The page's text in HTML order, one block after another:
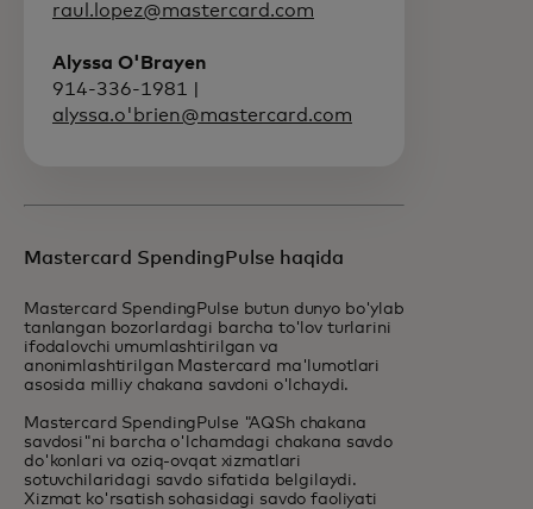
raul.lopez@mastercard.com
Alyssa O'Brayen
914-336-1981 |
alyssa.o'brien@mastercard.com
Mastercard SpendingPulse haqida
Mastercard SpendingPulse butun dunyo bo'ylab
tanlangan bozorlardagi barcha to'lov turlarini
ifodalovchi umumlashtirilgan va
anonimlashtirilgan Mastercard ma'lumotlari
asosida milliy chakana savdoni o'lchaydi.
Mastercard SpendingPulse "AQSh chakana
savdosi"ni barcha o'lchamdagi chakana savdo
do'konlari va oziq-ovqat xizmatlari
sotuvchilaridagi savdo sifatida belgilaydi.
Xizmat ko'rsatish sohasidagi savdo faoliyati